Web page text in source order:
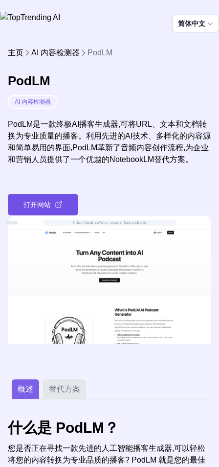
简体中文
主页 AI 内容检测器 PodLM
PodLM
AI 内容检测器
PodLM是一款终极AI播客生成器,可将URL、文本和文档转
换为专业质量的播客。利用先进的AI技术、多样化的内容源
和简单易用的界面,PodLM革新了音频内容创作流程,为企业
和营销人员提供了一个优越的NotebookLM替代方案。
打开网站
https://podlm.ai?utm_source=toptrending-ai
概述 替代方案
什么是 PodLM？
您是否正在寻找一款先进的人工智能播客生成器,可以轻松
将您的内容转换为专业品质的播客? PodLM 就是您的最佳